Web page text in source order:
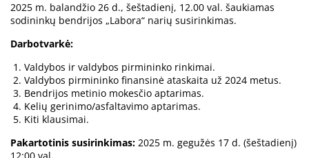
2025 m. balandžio 26 d., šeštadienį, 12.00 val. šaukiamas
sodininkų bendrijos „Labora“ narių susirinkimas.
Darbotvarkė:
Valdybos ir valdybos pirmininko rinkimai.
Valdybos pirmininko finansinė ataskaita už 2024 metus.
Bendrijos metinio mokesčio aptarimas.
Kelių gerinimo/asfaltavimo aptarimas.
Kiti klausimai.
Pakartotinis susirinkimas: 2025 m. gegužės 17 d. (šeštadienį)